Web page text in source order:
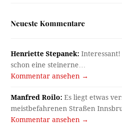
Neueste Kommentare
Henriette Stepanek: Interessant!
schon eine steinerne…
Kommentar ansehen →
Manfred Roilo: Es liegt etwas
meistbefahrenen Straßen
Kommentar ansehen →